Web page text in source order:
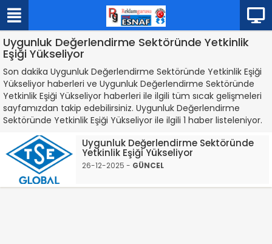
Uygunluk Değerlendirme Sektöründe Yetkinlik
Eşiği Yükseliyor
Son dakika Uygunluk Değerlendirme Sektöründe Yetkinlik Eşiği
Yükseliyor haberleri ve Uygunluk Değerlendirme Sektöründe
Yetkinlik Eşiği Yükseliyor haberleri ile ilgili tüm sıcak gelişmeleri
sayfamızdan takip edebilirsiniz. Uygunluk Değerlendirme
Sektöründe Yetkinlik Eşiği Yükseliyor ile ilgili 1 haber listeleniyor.
Uygunluk Değerlendirme Sektöründe
Yetkinlik Eşiği Yükseliyor
26-12-2025 - GÜNCEL